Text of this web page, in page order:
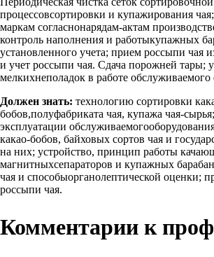
процессовсортировки и купажирования
маркам согласнонарядам-актам
контроль наполнения и работыкупажных
установленного учета; прием россыпи чая
и учет россыпи чая. Сдача порожней тары;
мелкихнеполадок в работе обслуживаемого
Должен знать: технологию сортировки
бобов,полуфабриката чая, купажа чая-
эксплуатации
какао-бобов, байховых сортов чая и
на них; устройство, принцип работы
магнитныхсепараторов и купажных
чая и способыорганолептической оценки;
россыпи чая.
Комментарии к